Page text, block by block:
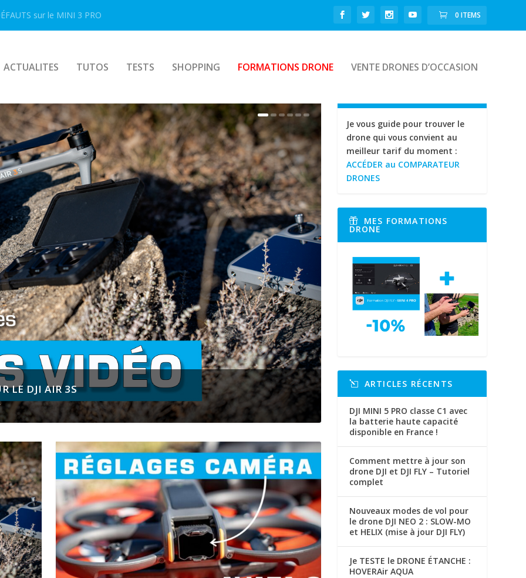
sur le MINI 3 PRO 0 ITEMS
ACTUALITES TUTOS TESTS SHOPPING FORMATIONS DRONE VENTE DRONES D’OCCASION
LE DJI AIR 3S
Je vous guide pour trouver le
drone qui vous convient au
meilleur tarif du moment :
ACCÉDER au COMPARATEUR
DRONES
MES FORMATIONS
DRONE
ARTICLES RÉCENTS
DJI MINI 5 PRO classe C1 avec
la batterie haute capacité
disponible en France !
Comment mettre à jour son
drone DJI et DJI FLY – Tutoriel
complet
Nouveaux modes de vol pour
le drone DJI NEO 2 : SLOW-MO
et HELIX (mise à jour DJI FLY)
Je TESTE le DRONE ÉTANCHE :
HOVERAir AQUA